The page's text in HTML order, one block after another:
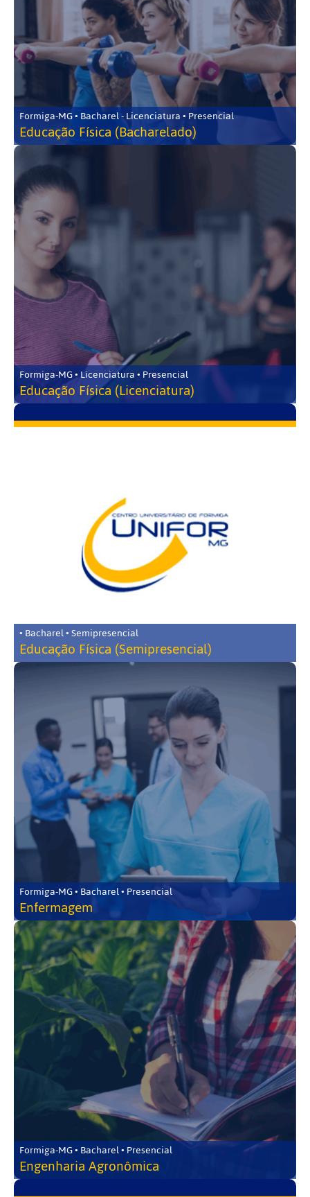
Formiga-MG • Bacharel - Licenciatura • Presencial
Educação Física (Bacharelado)
Formiga-MG • Licenciatura • Presencial
Educação Física (Licenciatura)
• Bacharel • Semipresencial
Educação Física (Semipresencial)
Formiga-MG • Bacharel • Presencial
Enfermagem
Formiga-MG • Bacharel • Presencial
Engenharia Agronômica